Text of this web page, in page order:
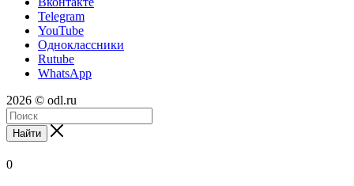
Telegram
YouTube
Одноклассники
Rutube
WhatsApp
2026 © odl.ru
Найти
0